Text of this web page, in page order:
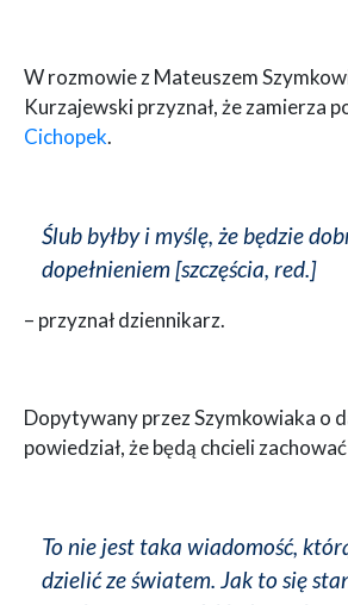
W rozmowie z Mateuszem
Kurzajewski przyznał, że zamierza
Cichopek.
Ślub byłby i myślę, że będzie
dopełnieniem [szczęścia, red.]
– przyznał dziennikarz.
Dopytywany przez Szymkowiaka o
powiedział, że będą chcieli
To nie jest taka wiadomość,
dzielić ze światem. Jak to się